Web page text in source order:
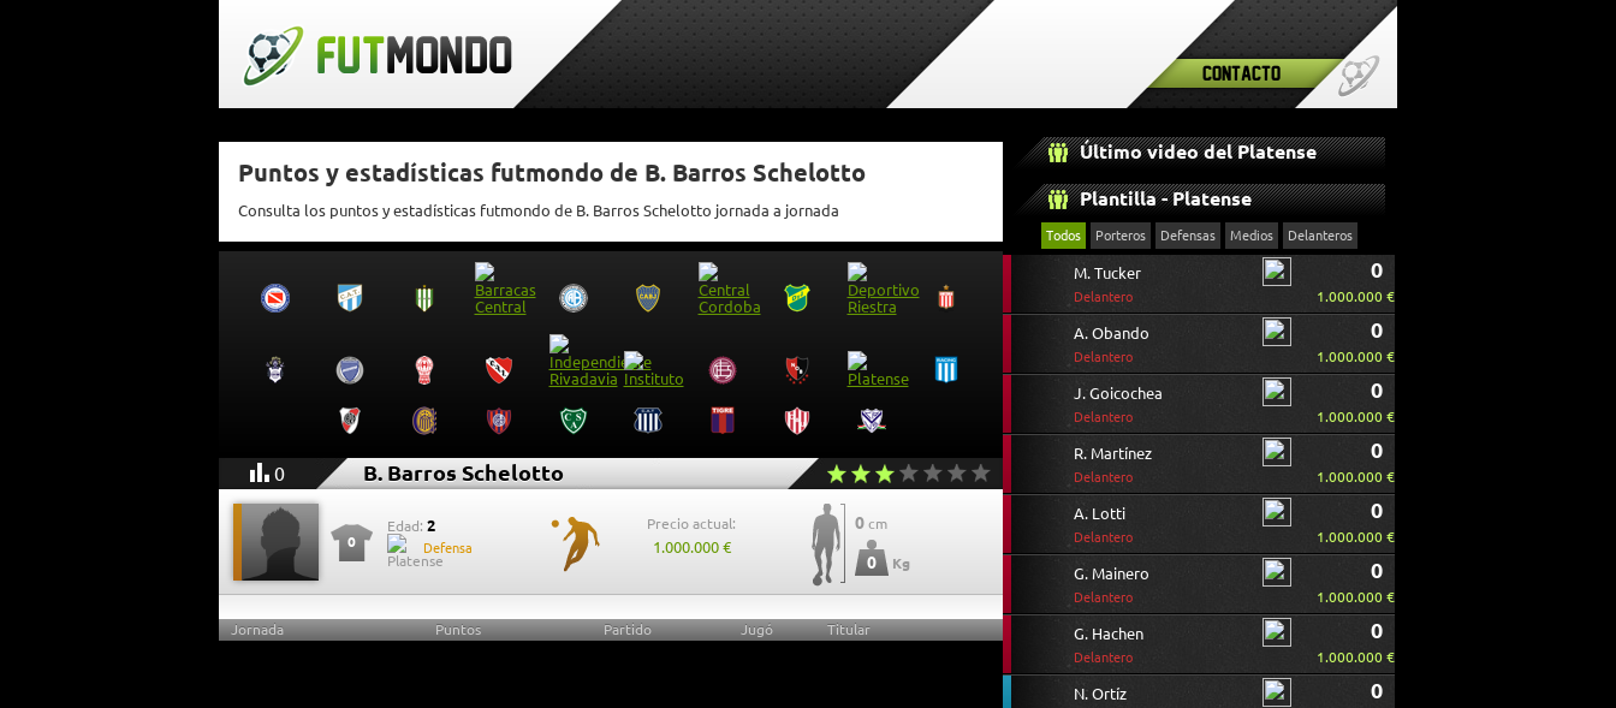
Contacto
Puntos y estadísticas futmondo de B. Barros Schelotto
Consulta los puntos y estadísticas futmondo de B. Barros Schelotto jornada a jornada
0 B. Barros Schelotto
0
Edad: 2
Defensa
Precio actual:
1.000.000 €
0 cm
0 Kg
Jornada Puntos Partido Jugó Titular
Último video del Platense
Plantilla - Platense
Todos Porteros Defensas Medios Delanteros
M. Tucker
Delantero
0
1.000.000 €
A. Obando
Delantero
0
1.000.000 €
J. Goicochea
Delantero
0
1.000.000 €
R. Martínez
Delantero
0
1.000.000 €
A. Lotti
Delantero
0
1.000.000 €
G. Mainero
Delantero
0
1.000.000 €
G. Hachen
Delantero
0
1.000.000 €
N. Ortíz 0